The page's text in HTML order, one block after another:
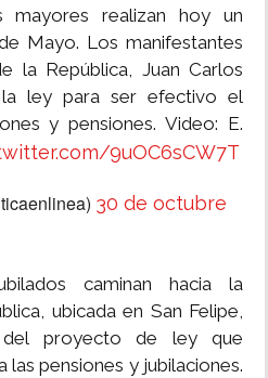
realizan hoy un
Mayo. Los manifestantes
la República, Juan Carlos
la ley para ser efectivo el
y pensiones. Video: E.
9uOC6sCW7T
30 de octubre
caminan hacia la
ubicada en San Felipe,
proyecto de ley que
las pensiones y jubilaciones.